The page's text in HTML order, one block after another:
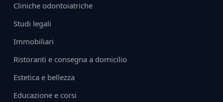
Cliniche odontoiatriche
Studi legali
Immobiliari
Ristoranti e consegna a domicilio
Estetica e bellezza
Educazione e corsi